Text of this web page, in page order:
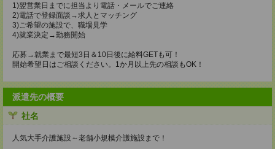
1)翌営業日までに担当より電話・メールでご連絡
2)電話で登録面談→求人とマッチング
3)ご希望の施設で、職場見学
4)就業決定→勤務開始
応募→就業まで最短3日＆10日後に給料GETも可！
開始希望日はご相談ください。1か月以上先の相談もOK！
派遣先の概要
社名
人気大手介護施設～老舗小規模介護施設まで！